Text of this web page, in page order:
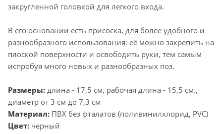
закругленной головкой для легкого входа.
В его основании есть присоска, для более удоб­ного и
разнообразного исполь­зо­ва­ния: её можно закрепить на
плос­кой поверх­но­сти и осво­бо­дить руки, тем самым
испробуя много новых и разнообразных поз.
Размеры: длина - 17,5 см, рабочая длина - 15,5 см.,
диаметр от 3 см до 7,3 см
Материал: ПВХ без фталатов (поливинилхлорид, PVC)
Цвет: черный